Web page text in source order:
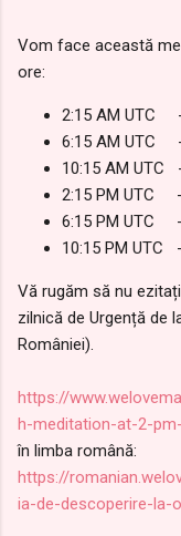
Vom face această
ore:
2:15 AM UTC
6:15 AM UTC
10:15 AM UTC
2:15 PM UTC
6:15 PM UTC
10:15 PM UTC
Vă rugăm să nu
zilnică de Urgență de
României).
https://
h-meditation-at-2-
în limba română:
https://
ia-de-descoperire-la-